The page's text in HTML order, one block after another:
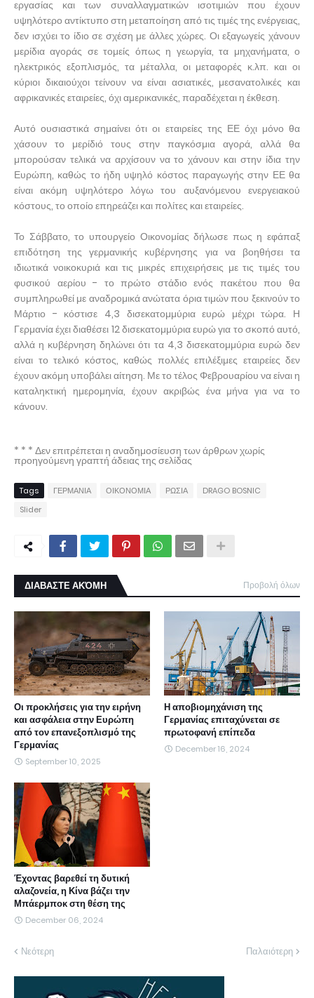
εργασίας και των συναλλαγματικών ισοτιμιών που έχουν
υψηλότερο αντίκτυπο στη μεταποίηση από τις τιμές της ενέργειας,
δεν ισχύει το ίδιο σε σχέση με άλλες χώρες. Οι εξαγωγείς χάνουν
μερίδια αγοράς σε τομείς όπως η γεωργία, τα μηχανήματα, ο
ηλεκτρικός εξοπλισμός, τα μέταλλα, οι μεταφορές κ.λπ. και οι
κύριοι δικαιούχοι τείνουν να είναι ασιατικές, μεσανατολικές και
αφρικανικές εταιρείες, όχι αμερικανικές, παραδέχεται η έκθεση.
Αυτό ουσιαστικά σημαίνει ότι οι εταιρείες της ΕΕ όχι μόνο θα
χάσουν το μερίδιό τους στην παγκόσμια αγορά, αλλά θα
μπορούσαν τελικά να αρχίσουν να το χάνουν και στην ίδια την
Ευρώπη, καθώς το ήδη υψηλό κόστος παραγωγής στην ΕΕ θα
είναι ακόμη υψηλότερο λόγω του αυξανόμενου ενεργειακού
κόστους, το οποίο επηρεάζει και πολίτες και εταιρείες.
Το Σάββατο, το υπουργείο Οικονομίας δήλωσε πως η εφάπαξ
επιδότηση της γερμανικής κυβέρνησης για να βοηθήσει τα
ιδιωτικά νοικοκυριά και τις μικρές επιχειρήσεις με τις τιμές του
φυσικού αερίου - το πρώτο στάδιο ενός πακέτου που θα
συμπληρωθεί με αναδρομικά ανώτατα όρια τιμών που ξεκινούν το
Μάρτιο - κόστισε 4,3 δισεκατομμύρια ευρώ μέχρι τώρα. Η
Γερμανία έχει διαθέσει 12 δισεκατομμύρια ευρώ για το σκοπό αυτό,
αλλά η κυβέρνηση δηλώνει ότι τα 4,3 δισεκατομμύρια ευρώ δεν
είναι το τελικό κόστος, καθώς πολλές επιλέξιμες εταιρείες δεν
έχουν ακόμη υποβάλει αίτηση. Με το τέλος Φεβρουαρίου να είναι η
καταληκτική ημερομηνία, έχουν ακριβώς ένα μήνα για να το
κάνουν.
* * * Δεν επιτρέπεται η αναδημοσίευση των άρθρων χωρίς
προηγούμενη γραπτή άδειας της σελίδας
Tags ΓΕΡΜΑΝΙΑ ΟΙΚΟΝΟΜΙΑ ΡΩΣΙΑ
DRAGO BOSNIC
Slider
ΔΙΑΒΑΣΤΕ ΑΚΌΜΗ Προβολή όλων
Οι προκλήσεις για την ειρήνη
και ασφάλεια στην Ευρώπη
από τον επανεξοπλισμό της
Γερμανίας
September 10, 2025
Η αποβιομηχάνιση της
Γερμανίας επιταχύνεται σε
πρωτοφανή επίπεδα
December 16, 2024
Έχοντας βαρεθεί τη δυτική
αλαζονεία, η Κίνα βάζει την
Μπάερμποκ στη θέση της
December 06, 2024
Νεότερη Παλαιότερη